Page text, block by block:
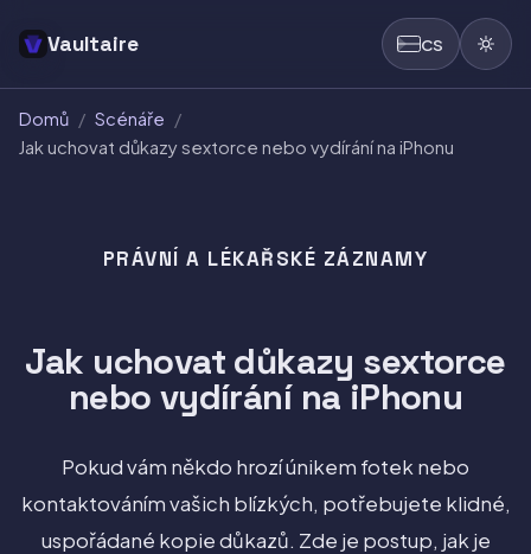
Vaultaire CS
Domů / Scénáře /
Jak uchovat důkazy sextorce nebo vydírání na iPhonu
PRÁVNÍ A LÉKAŘSKÉ ZÁZNAMY
Jak uchovat důkazy sextorce
nebo vydírání na iPhonu
Pokud vám někdo hrozí únikem fotek nebo
kontaktováním vašich blízkých, potřebujete klidné,
uspořádané kopie důkazů. Zde je postup, jak je